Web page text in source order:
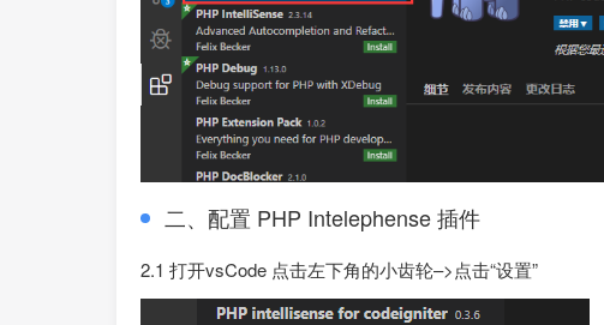
二、配置 PHP Intelephense 插件
2.1 打开vsCode 点击左下角的小齿轮–>点击“设置”